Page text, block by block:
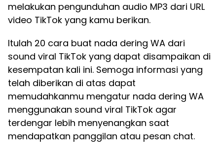
melakukan pengunduhan audio MP3 dari URL
video TikTok yang kamu berikan.
Itulah 20 cara buat nada dering WA dari
sound viral TikTok yang dapat disampaikan di
kesempatan kali ini. Semoga informasi yang
telah diberikan di atas dapat
memudahkanmu mengatur nada dering WA
menggunakan sound viral TikTok agar
terdengar lebih menyenangkan saat
mendapatkan panggilan atau pesan chat.